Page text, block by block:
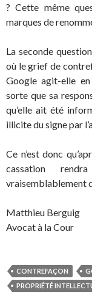
? Cette même
marques de
La seconde
où le grief de
Google agit-elle
sorte que sa
qu’elle ait été
illicite du signe par
Ce n’est donc
cassation
vraisemblablement
Matthieu Berguig
Avocat à la Cour
CONTREFAÇON
PROPRIÉTÉ